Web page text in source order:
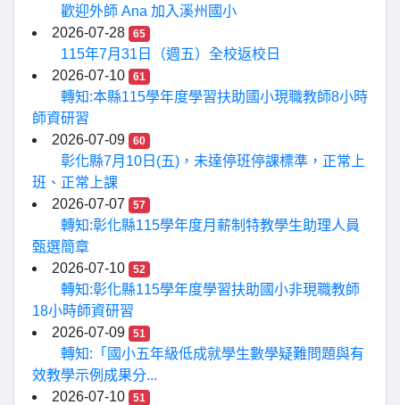
歡迎外師 Ana 加入溪州國小
2026-07-28
65
115年7月31日（週五）全校返校日
2026-07-10
61
轉知:本縣115學年度學習扶助國小現職教師8小時
師資研習
2026-07-09
60
彰化縣7月10日(五)，未達停班停課標準，正常上
班、正常上課
2026-07-07
57
轉知:彰化縣115學年度月薪制特教學生助理人員
甄選簡章
2026-07-10
52
轉知:彰化縣115學年度學習扶助國小非現職教師
18小時師資研習
2026-07-09
51
轉知:「國小五年級低成就學生數學疑難問題與有
效教學示例成果分...
2026-07-10
51